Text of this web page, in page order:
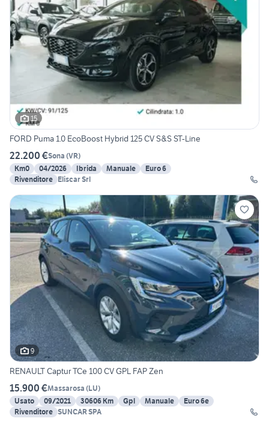
15
FORD Puma 1.0 EcoBoost Hybrid 125 CV S&S ST-Line
22.200 €Sona (VR)
Km0
04/2026 Ibrida Manuale
Euro 6
Rivenditore Eliscar Srl
9
RENAULT Captur TCe 100 CV GPL FAP Zen
15.900 €Massarosa (LU)
Usato
09/2021 30606 Km Gpl Manuale
Euro 6e
Rivenditore SUNCAR SPA